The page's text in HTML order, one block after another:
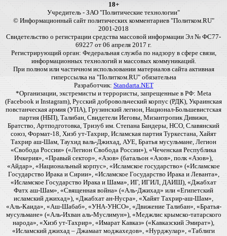
18+
Учредитель - ЗАО "Политические технологии"
© Информационный сайт политических комментариев "Политком.RU"
2001-2018
Свидетельство о регистрации средства массовой информации Эл № ФС77-
69227 от 06 апреля 2017 г.
Регистрирующий орган: Федеральная служба по надзору в сфере связи,
информационных технологий и массовых коммуникаций.
При полном или частичном использовании материалов сайта активная
гиперссылка на "Политком.RU" обязательна
Разработчик: Standarta.NET
*Организации, экстремисты и террористы, запрещенные в РФ: Meta
(Facebook и Instagram), Русский добровольческий корпус (РДК), Украинская
повстанческая армия (УПА), Грузинский легион, Национал-Большевистская
партия (НБП), Талибан, Свидетели Иеговы, Мизантропик Дивижн,
Братство, Артподготовка, Тризуб им. Степана Бандеры, НСО, Славянский
союз, Формат-18, Хизб ут-Тахрир, Исламская партия Туркестана, Хайят
Тахрир аш-Шам, Таухид валь-Джихад, АУЕ, Братья мусульмане, Легион
«Свобода России» («Легион Свобода России»), «Чеченская Республика
Ичкерия», «Правый сектор», «Азов» (батальон «Азов», полк «Азов»),
«Айдар», «Национальный корпус», «Исламское государство» («Исламское
Государство Ирака и Сирии», «Исламское Государство Ирака и Леванта»,
«Исламское Государство Ирака и Шама», ИГ, ИГИЛ, ДАИШ), «Джабхат
Фатх аш-Шам», «Священная война» («Аль-Джихад» или «Египетский
исламский джихад»), «Джабхат ан-Нусра», «Хайят Тахрир-аш-Шам»,
«Аль-Каида», «Аш-Шабаб», «УНА-УНСО», «Движение Талибан», «Братья-
мусульмане» («Аль-Ихван аль-Муслимун»), «Меджлис крымско-татарского
народа», «Хизб ут-Тахрир», «Имарат Кавказ» («Кавказский Эмират»),
«Исламский джихад – Джамаат моджахедов», «Нурджулар», «Таблиги